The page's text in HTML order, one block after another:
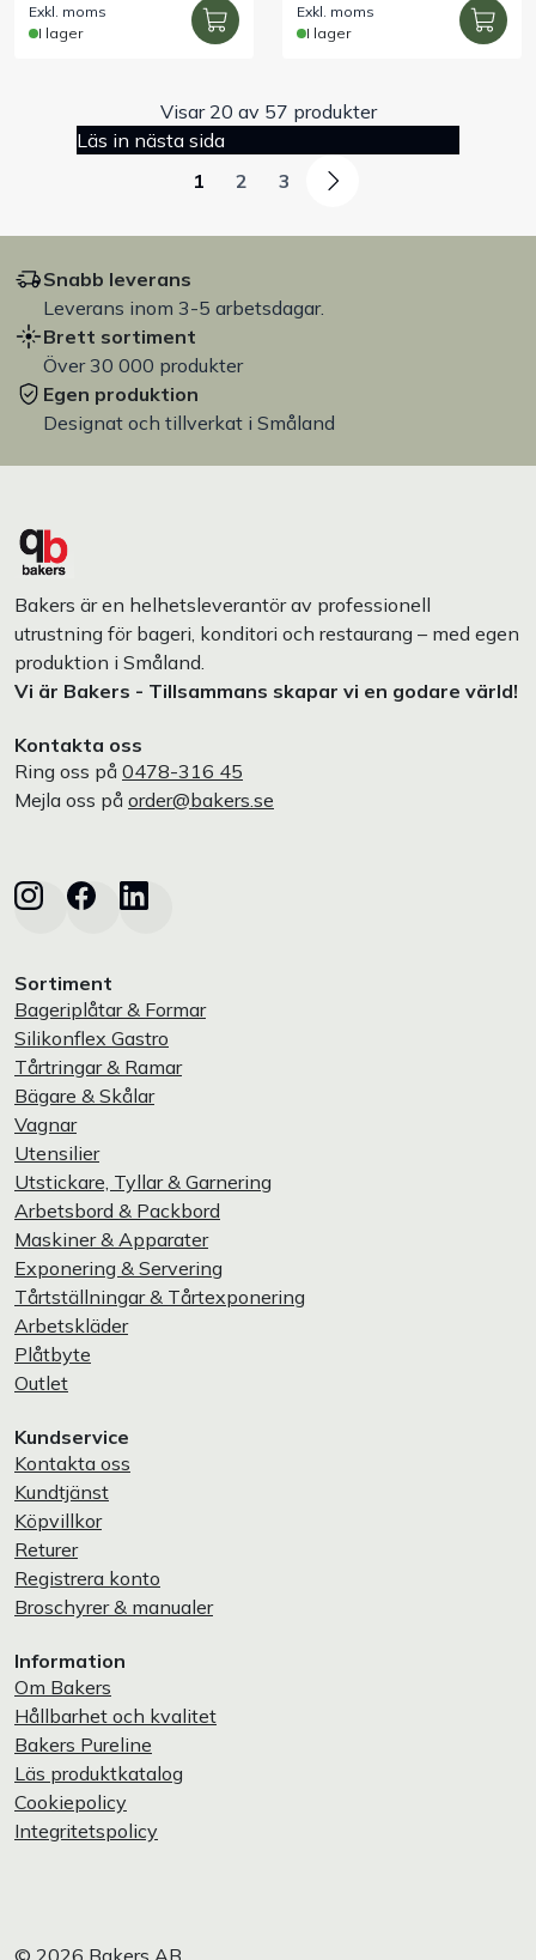
Exkl. moms
I lager
Exkl. moms
I lager
Visar 20 av 57 produkter
Läs in nästa sida
1
2 3
Snabb leverans
Leverans inom 3-5 arbetsdagar.
Brett sortiment
Över 30 000 produkter
Egen produktion
Designat och tillverkat i Småland
Bakers är en helhetsleverantör av professionell
utrustning för bageri, konditori och restaurang – med egen
produktion i Småland.
Vi är Bakers - Tillsammans skapar vi en godare värld!
Kontakta oss
Ring oss på 0478-316 45
Mejla oss på order@bakers.se
Sortiment
Bageriplåtar & Formar
Silikonflex Gastro
Tårtringar & Ramar
Bägare & Skålar
Vagnar
Utensilier
Utstickare, Tyllar & Garnering
Arbetsbord & Packbord
Maskiner & Apparater
Exponering & Servering
Tårtställningar & Tårtexponering
Arbetskläder
Plåtbyte
Outlet
Kundservice
Kontakta oss
Kundtjänst
Köpvillkor
Returer
Registrera konto
Broschyrer & manualer
Information
Om Bakers
Hållbarhet och kvalitet
Bakers Pureline
Läs produktkatalog
Cookiepolicy
Integritetspolicy
© 2026 Bakers AB